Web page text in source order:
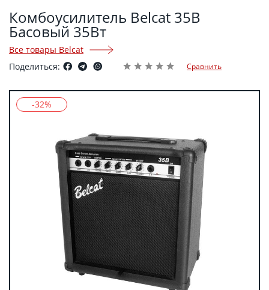
Комбоусилитель Belcat 35B
Басовый 35Вт
Все товары Belcat
Поделиться:
Сравнить
-32%